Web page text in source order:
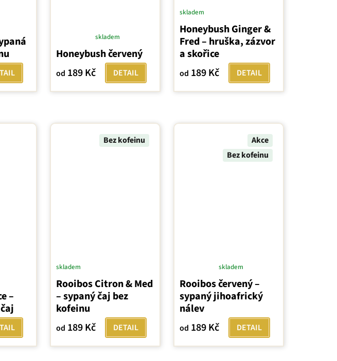
Honeybush červený
hodnocení
produktu
je
5,0
skladem
od 189 Kč DETAIL
Honeybush Ginger &
Fred – hruška, zázvor
a skořice
skladem
od 189 Kč DETAIL
–
Bez kofeinu
Rooibos Citron & Med
– sypaný čaj bez
kofeinu
skladem
od 189 Kč DETAIL
Akce
Bez kofeinu
Rooibos červený –
sypaný jihoafrický
nálev
hodnocení
produktu
je
5,0
z
5
skladem
od 189 Kč DETAIL